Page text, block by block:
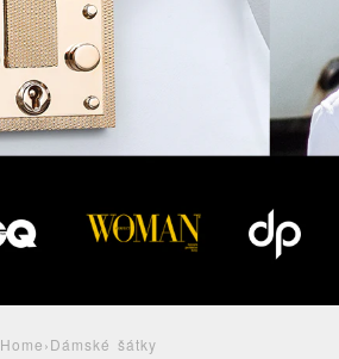
Home›Dámské šátky